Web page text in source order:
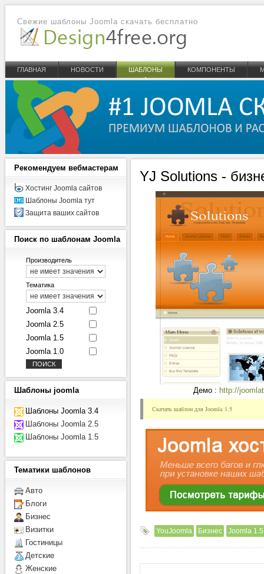
Свежие шаблоны Joomla скачать бесплатно
ГЛАВНАЯ НОВОСТИ ШАБЛОНЫ КОМПОНЕНТЫ
YJ Solutions -
Демо : http://
Скачать шаблон для Joomla 1.5
YouJoomla Бизнес Joomla 1.5
Рекомендуем вебмастерам
Хостинг Joomla сайтов
Шаблоны Joomla тут
Защита ваших сайтов
Поиск по шаблонам Joomla
Производитель
Тематика
Joomla 3.4
Joomla 2.5
Joomla 1.5
Joomla 1.0
Шаблоны joomla
Шаблоны Joomla 3.4
Шаблоны Joomla 2.5
Шаблоны Joomla 1.5
Тематики шаблонов
Авто
Блоги
Бизнес
Визитки
Гостиницы
Детcкие
Женские